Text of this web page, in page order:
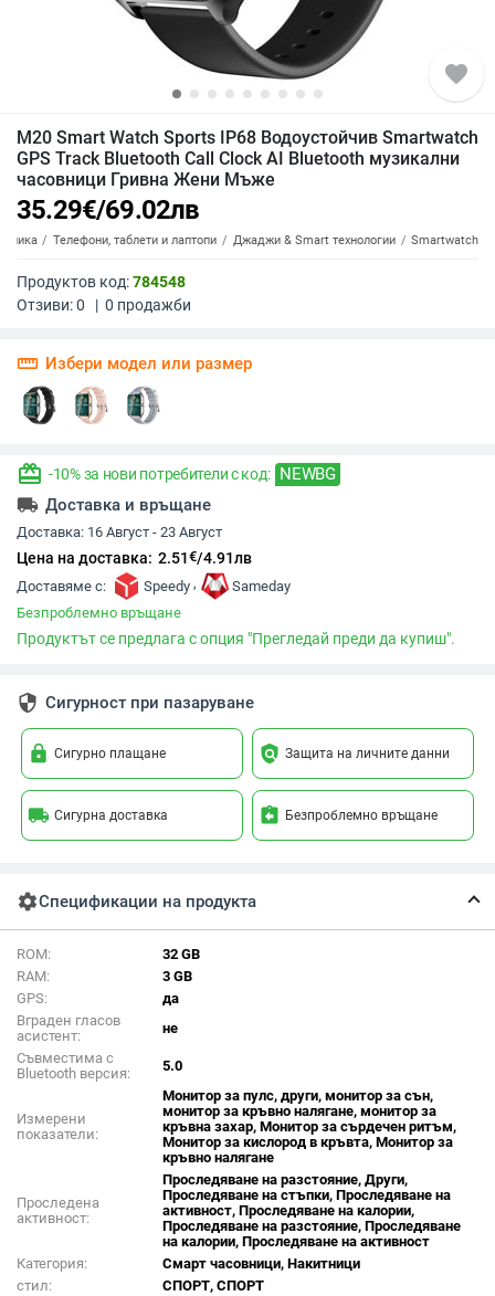
favorite
M20 Smart Watch Sports IP68 Водоустойчив Smartwatch
GPS Track Bluetooth Call Clock AI Bluetooth музикални
часовници Гривна Жени Мъже
35.29€/69.02лв
Телефони, таблети и лаптопи Джаджи & Smart технологии Smartwatch
Продуктов код:784548
Отзиви:0 | 0 продажби
straighten Избери модел или размер
redeem -10% за нови потребители с код: NEWBG
local_shipping Доставка и връщане
Доставка: 16 Август - 23 Август
Цена на доставка: 2.51€/4.91лв
Доставяме с: Speedy ,
Sameday
Безпроблемно връщане
Продуктът се предлага с опция "Прегледай преди да купиш".
security Сигурност при пазаруване
lock Сигурно плащане policy Защита на личните данни
local_shipping Сигурна доставка assignment_return Безпроблемно връщане
settingsСпецификации на продукта
ROM:
32 GB
RAM:
3 GB
GPS:
да
Вграден гласов
асистент:
не
Съвместима с
Bluetooth версия:
5.0
Измерени
показатели:
Монитор за пулс, други, монитор за сън,
монитор за кръвно налягане, монитор за
кръвна захар, Монитор за сърдечен ритъм,
Монитор за кислород в кръвта, Монитор за
кръвно налягане
Проследена
активност:
Проследяване на разстояние, Други,
Проследяване на стъпки, Проследяване на
активност, Проследяване на калории,
Проследяване на разстояние, Проследяване
на калории, Проследяване на активност
Категория:
Смарт часовници, Накитници
стил:
СПОРТ, СПОРТ